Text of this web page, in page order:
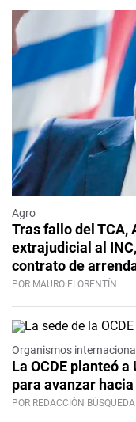
Agro
Tras fallo del TCA,
extrajudicial al
contrato de
POR MAURO FLORENTÍN
Organismos
La OCDE planteó
para avanzar
POR REDACCIÓN BÚSQUEDA